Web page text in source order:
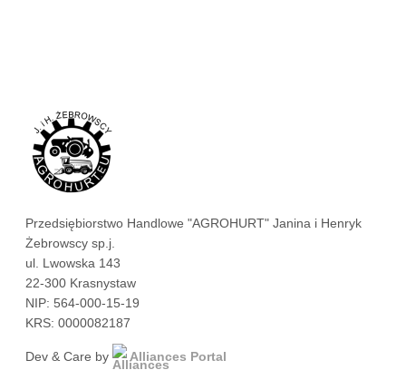
Przedsiębiorstwo Handlowe "AGROHURT" Janina i Henryk
Żebrowscy sp.j.
ul. Lwowska 143
22-300 Krasnystaw
NIP: 564-000-15-19
KRS: 0000082187
Dev & Care by Alliances Portal